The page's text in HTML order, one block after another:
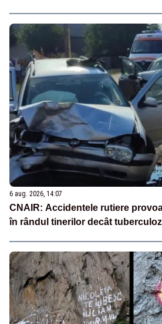
6 aug. 2026, 14:07
CNAIR: Accidentele rutiere
în rândul tinerilor decât